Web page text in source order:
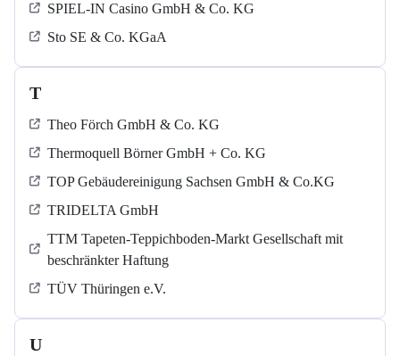
SPIEL-IN Casino GmbH & Co. KG
Sto SE & Co. KGaA
T
Theo Förch GmbH & Co. KG
Thermoquell Börner GmbH + Co. KG
TOP Gebäudereinigung Sachsen GmbH & Co.KG
TRIDELTA GmbH
TTM Tapeten-Teppichboden-Markt Gesellschaft mit
beschränkter Haftung
TÜV Thüringen e.V.
U